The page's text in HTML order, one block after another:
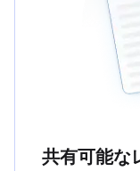
共有可能な